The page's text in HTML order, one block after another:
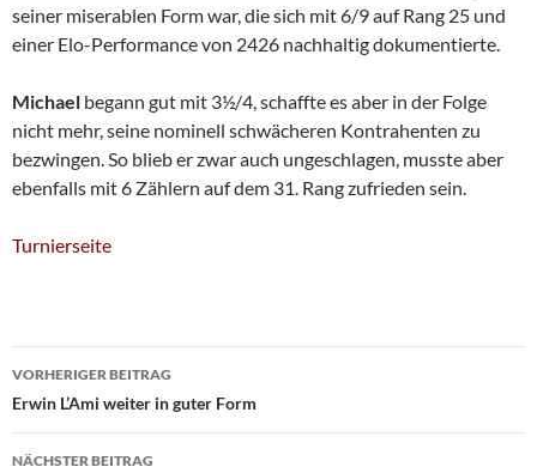
seiner miserablen Form war, die sich mit 6/9 auf Rang 25 und
einer Elo-Performance von 2426 nachhaltig dokumentierte.
Michael begann gut mit 3½/4, schaffte es aber in der Folge
nicht mehr, seine nominell schwächeren Kontrahenten zu
bezwingen. So blieb er zwar auch ungeschlagen, musste aber
ebenfalls mit 6 Zählern auf dem 31. Rang zufrieden sein.
Turnierseite
Beitragsnavigation
VORHERIGER BEITRAG
Erwin L’Ami weiter in guter Form
NÄCHSTER BEITRAG